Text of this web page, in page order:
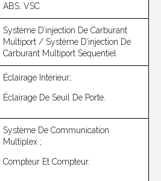
ABS, VSC
Système D’injection De Carburant
Multiport / Système D’injection De
Carburant Multiport Séquentiel
Éclairage Intérieur;
Éclairage De Seuil De Porte.
Système De Communication
Multiplex ;
Compteur Et Compteur.